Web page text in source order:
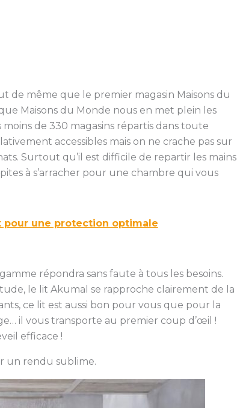
de même que le premier magasin Maisons du
Maisons du Monde nous en met plein les
de 330 magasins répartis dans toute
accessibles mais on ne crache pas sur
Surtout qu’il est difficile de repartir les mains
à s’arracher pour une chambre qui vous
pour une protection optimale
répondra sans faute à tous les besoins.
le lit Akumal se rapproche clairement de la
ce lit est aussi bon pour vous que pour la
il vous transporte au premier coup d’œil !
efficace !
un rendu sublime.